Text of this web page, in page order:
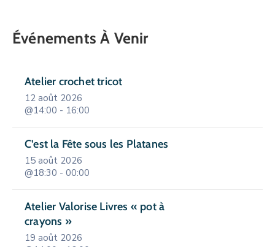
Événements À Venir
Atelier crochet tricot
12 août 2026
@14:00 - 16:00
C’est la Fête sous les Platanes
15 août 2026
@18:30 - 00:00
Atelier Valorise Livres « pot à
crayons »
19 août 2026